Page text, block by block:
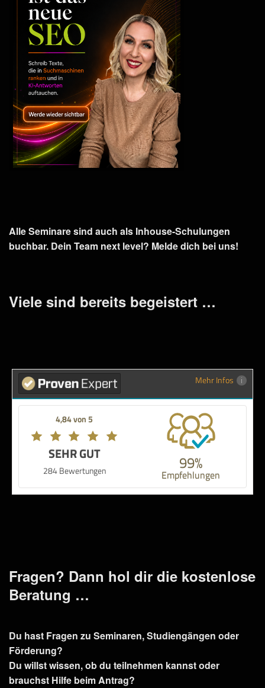
Alle Seminare sind auch als Inhouse-Schulungen
buchbar. Dein Team next level? Melde dich bei uns!
Viele sind bereits begeistert …
Mehr Infos
4,84 von 5
SEHR GUT
284 Bewertungen 99%
Empfehlungen
Fragen? Dann hol dir die kostenlose
Beratung …
Du hast Fragen zu Seminaren, Studiengängen oder
Förderung?
Du willst wissen, ob du teilnehmen kannst oder
brauchst Hilfe beim Antrag?